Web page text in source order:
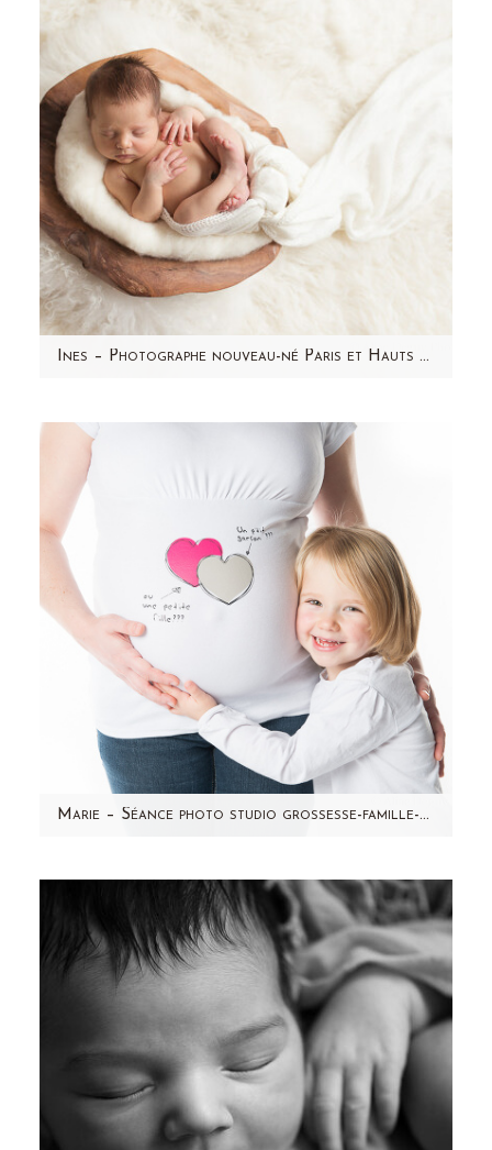
J'ai choisi de faire appel…
Ines – Photographe nouveau-né Paris et Hauts de Seine (92) – Aline Deguy
d'Inès réalisées en Février 2015. C'est une
Marie – Séance photo studio grossesse-famille-enfant par Aline Deguy Photographe Paris
venue me voir en Décembre pour
photographier la grossesse de…